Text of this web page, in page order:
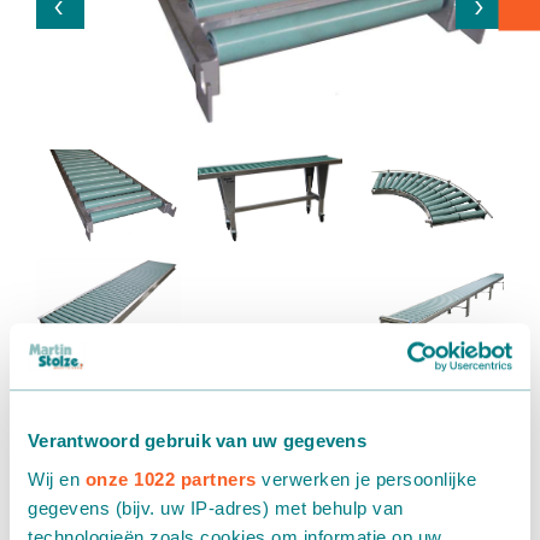
Verantwoord gebruik van uw gegevens
Wij en onze 1022 partners verwerken je persoonlijke
gegevens (bijv. uw IP-adres) met behulp van
Rent roller conveyor
Rental
You can efficiently use the rent roller conveyor belt in every
phase of your product workflow: order picking, processing,
Packaging - Wrapping - Sorting
Accessories